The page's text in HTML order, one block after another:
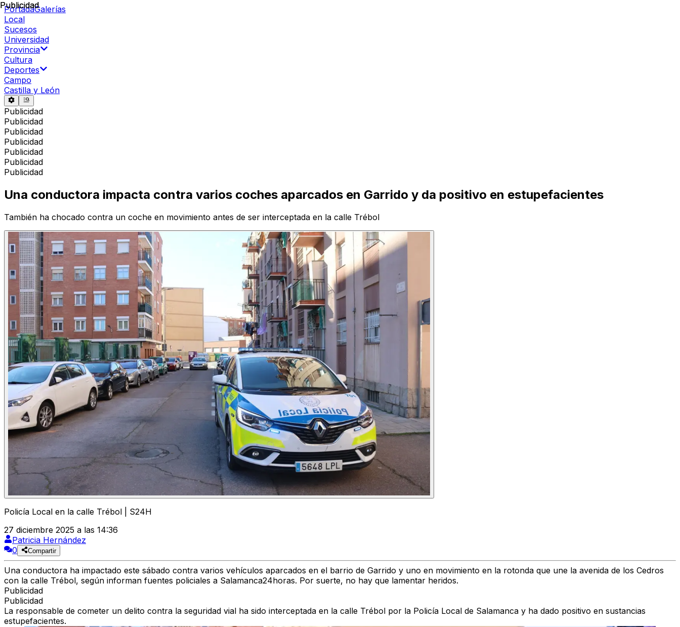
PortadaGalerías
Local
Sucesos
Universidad
Provincia
Cultura
Deportes
Campo
Castilla y León
Publicidad
Publicidad
Publicidad
Publicidad
Publicidad
Publicidad
Publicidad
Publicidad
Una conductora impacta contra varios coches aparcados en Garrido y da positivo en estupefacientes
También ha chocado contra un coche en movimiento antes de ser interceptada en la calle Trébol
Policía Local en la calle Trébol | S24H
27 diciembre 2025 a las 14:36
Patricia Hernández
0
Compartir
Una conductora ha impactado este sábado contra varios vehículos aparcados en el barrio de Garrido y uno en movimiento en la rotonda que une la avenida de los Cedros
con la calle Trébol, según informan fuentes policiales a Salamanca24horas. Por suerte, no hay que lamentar heridos.
Publicidad
Publicidad
La responsable de cometer un delito contra la seguridad vial ha sido interceptada en la calle Trébol por la Policía Local de Salamanca y ha dado positivo en sustancias
estupefacientes.
Publicidad